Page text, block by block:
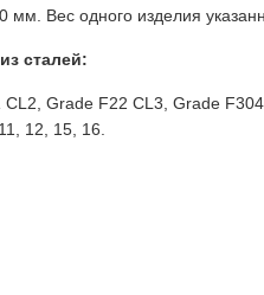
Вес одного изделия
сталей:
Grade F22 CL3, Grade
12, 15, 16.